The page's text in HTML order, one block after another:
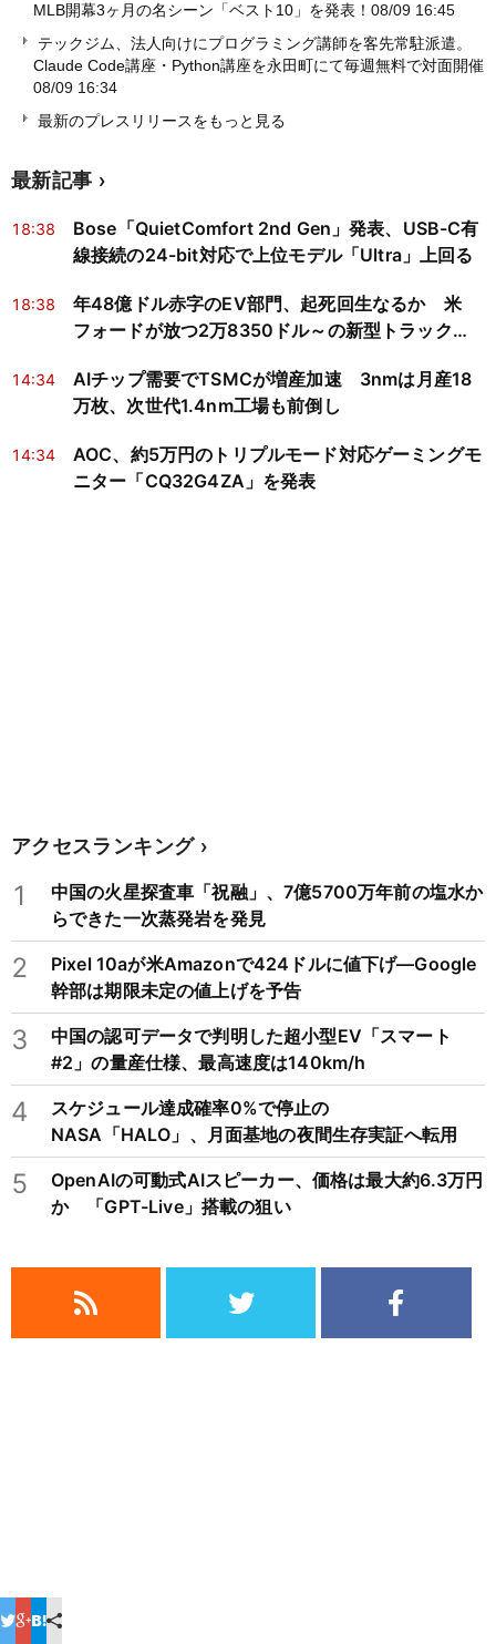
MLB開幕3ヶ月の名シーン「ベスト10」を発表！ 08/09 16:45
テックジム、法人向けにプログラミング講師を客先常駐派遣。
Claude Code講座・Python講座を永田町にて毎週無料で対面開催
08/09 16:34
最新のプレスリリースをもっと見る
最新記事
18:38
Bose「QuietComfort 2nd Gen」発表、USB-C有
線接続の24-bit対応で上位モデル「Ultra」上回る
18:38
年48億ドル赤字のEV部門、起死回生なるか 米
フォードが放つ2万8350ドル～の新型トラック
14:34
AIチップ需要でTSMCが増産加速 3nmは月産18
万枚、次世代1.4nm工場も前倒し
14:34
AOC、約5万円のトリプルモード対応ゲーミングモ
ニター「CQ32G4ZA」を発表
アクセスランキング
1
中国の火星探査車「祝融」、7億5700万年前の塩水か
らできた一次蒸発岩を発見
2
Pixel 10aが米Amazonで424ドルに値下げ―Google
幹部は期限未定の値上げを予告
3
中国の認可データで判明した超小型EV「スマート
#2」の量産仕様、最高速度は140km/h
4
スケジュール達成確率0%で停止の
NASA「HALO」、月面基地の夜間生存実証へ転用
5
OpenAIの可動式AIスピーカー、価格は最大約6.3万円
か 「GPT-Live」搭載の狙い